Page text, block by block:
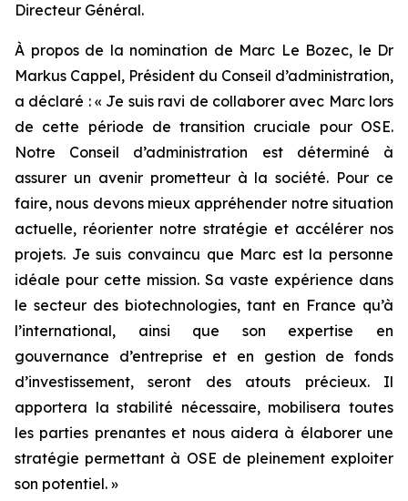
Directeur Général.
À propos de la nomination de Marc Le Bozec, le Dr
Markus Cappel, Président du Conseil d’administration,
a déclaré : « Je suis ravi de collaborer avec Marc lors
de cette période de transition cruciale pour OSE.
Notre Conseil d’administration est déterminé à
assurer un avenir prometteur à la société. Pour ce
faire, nous devons mieux appréhender notre situation
actuelle, réorienter notre stratégie et accélérer nos
projets. Je suis convaincu que Marc est la personne
idéale pour cette mission. Sa vaste expérience dans
le secteur des biotechnologies, tant en France qu’à
l’international, ainsi que son expertise en
gouvernance d’entreprise et en gestion de fonds
d’investissement, seront des atouts précieux. Il
apportera la stabilité nécessaire, mobilisera toutes
les parties prenantes et nous aidera à élaborer une
stratégie permettant à OSE de pleinement exploiter
son potentiel. »